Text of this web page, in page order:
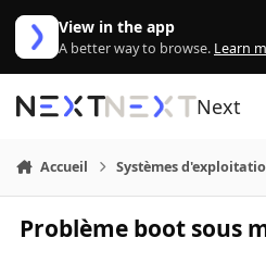
Aller au contenu
View in the app
A better way to browse. Learn
Next
Accueil Systèmes
Problème boot sous